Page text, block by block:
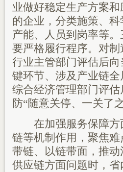
业做好稳定生产方案
的企业，分类施策、
产能、人员到岗率等
要严格履行程序。对
行业主管部门评估后
键环节、涉及产业链
综合经济管理部门评
防“随意关停、一关了之
在加强服务保障方
链等机制作用，聚焦
带链、以链带面，推
供应链方面问题时，